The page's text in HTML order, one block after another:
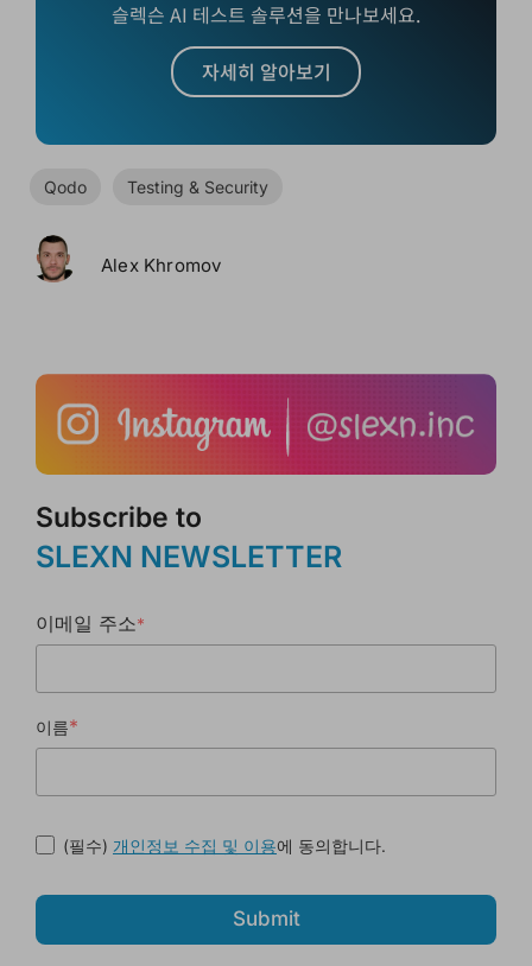
슬렉슨 AI 테스트 솔루션을 만나보세요.
자세히 알아보기
Qodo Testing & Security
Alex Khromov
Subscribe to
SLEXN NEWSLETTER
이메일 주소*
이름*
(필수) 개인정보 수집 및 이용에 동의합니다.
Submit